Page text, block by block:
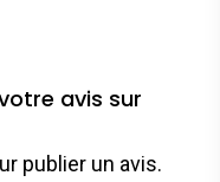
avis sur
publier un avis.